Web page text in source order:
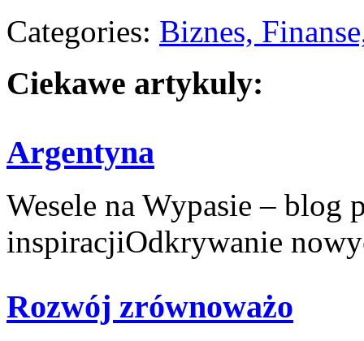
Categories: Biznes,
Ciekawe artykuly:
Argentyna
Wesele na Wypasie – blog
inspiracjiOdkrywanie
Rozwój zrównoważo